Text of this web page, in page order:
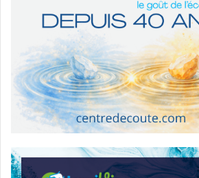
C’est le temps de dire ce que vous en
souvent la Ville – à juste titre selon moi
consulte pas assez ses citoyens.
d’une envergure telle que l’implication
nécessaire. En vous rendant sur le
voir le lien ci-dessous ), vous pourrez
l’intégralité des présentations faites
d’information et d’échanges du 24
vous aurez accès à une vue interactive
pourrait ressembler le Carré Laval, et